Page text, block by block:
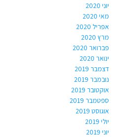
יוני 2020
מאי 2020
אפריל 2020
מרץ 2020
פברואר 2020
ינואר 2020
דצמבר 2019
נובמבר 2019
אוקטובר 2019
ספטמבר 2019
אוגוסט 2019
יולי 2019
יוני 2019